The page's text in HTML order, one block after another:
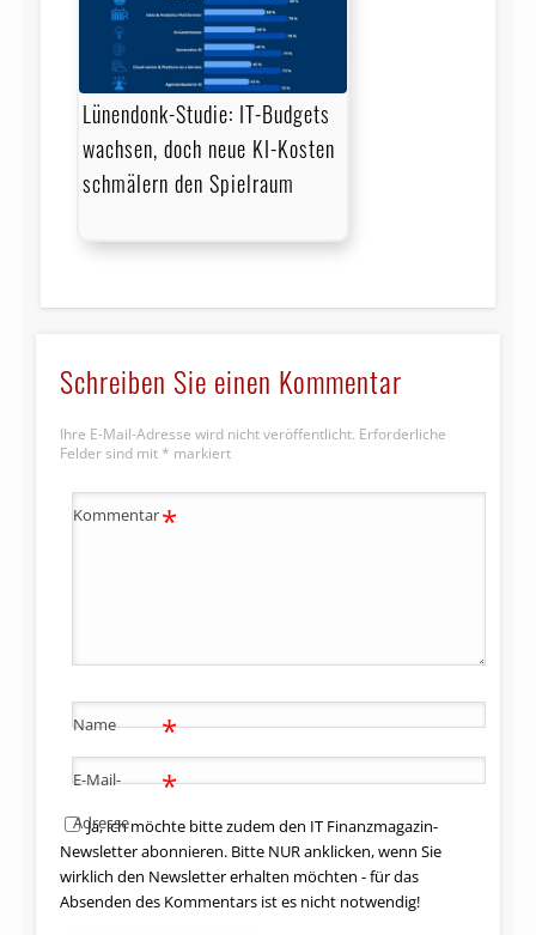
Lünendonk-Studie: IT-Budgets
wachsen, doch neue KI-Kosten
schmälern den Spielraum
Schreiben Sie einen Kommentar
Ihre E-Mail-Adresse wird nicht veröffentlicht. Erforderliche
Felder sind mit * markiert
Kommentar*
Name *
E-Mail-
Adresse
*
Ja, ich möchte bitte zudem den IT Finanzmagazin-
Newsletter abonnieren. Bitte NUR anklicken, wenn Sie
wirklich den Newsletter erhalten möchten - für das
Absenden des Kommentars ist es nicht notwendig!